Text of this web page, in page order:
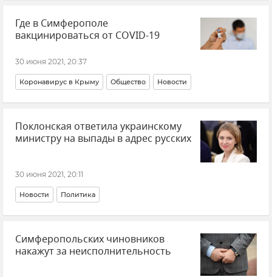
Где в Симферополе
вакцинироваться от COVID-19
30 июня 2021, 20:37
Коронавирус в Крыму Общество Новости
Поклонская ответила украинскому
министру на выпады в адрес русских
30 июня 2021, 20:11
Новости Политика
Симферопольских чиновников
накажут за неисполнительность